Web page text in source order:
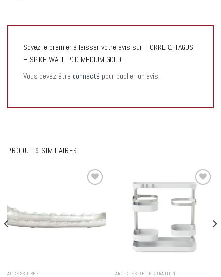
Soyez le premier à laisser votre avis sur “TORRE & TAGUS
– SPIKE WALL POD MEDIUM GOLD”
Vous devez être connecté pour publier un avis.
PRODUITS SIMILAIRES
ACCESSOIRES
Add to
wishlist
ARTICLES DE DÉCORATION